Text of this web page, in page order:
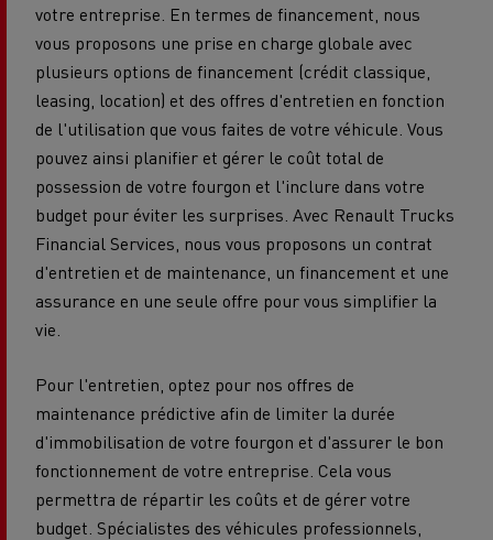
votre entreprise. En termes de financement, nous
vous proposons une prise en charge globale avec
plusieurs options de financement (crédit classique,
leasing, location) et des offres d'entretien en fonction
de l'utilisation que vous faites de votre véhicule. Vous
pouvez ainsi planifier et gérer le coût total de
possession de votre fourgon et l'inclure dans votre
budget pour éviter les surprises. Avec Renault Trucks
Financial Services, nous vous proposons un contrat
d'entretien et de maintenance, un financement et une
assurance en une seule offre pour vous simplifier la
vie.
Pour l'entretien, optez pour nos offres de
maintenance prédictive afin de limiter la durée
d'immobilisation de votre fourgon et d'assurer le bon
fonctionnement de votre entreprise. Cela vous
permettra de répartir les coûts et de gérer votre
budget. Spécialistes des véhicules professionnels,